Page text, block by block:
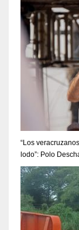
“Los
lodo”: Polo